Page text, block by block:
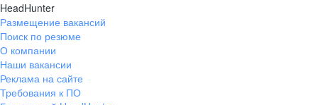
HeadHunter
Размещение вакансий
Поиск по резюме
О компании
Наши вакансии
Реклама на сайте
Требования к ПО